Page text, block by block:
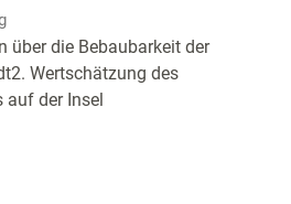
über die Bebaubarkeit der
Wertschätzung des
auf der Insel